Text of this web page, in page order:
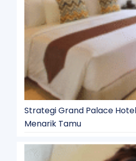
Strategi Grand Palace
Menarik Tamu